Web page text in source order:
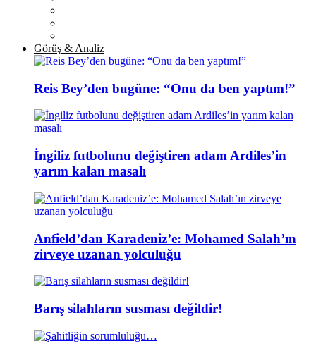
Görüş & Analiz
Reis Bey’den bugüne: “Onu da ben yaptım!”
İngiliz futbolunu değiştiren adam Ardiles’in
yarım kalan masalı
Anfield’dan Karadeniz’e: Mohamed Salah’ın
zirveye uzanan yolculuğu
Barış silahların susması değildir!